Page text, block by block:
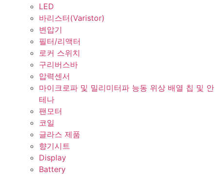
LED
바리스터(Varistor)
변압기
필터/리액터
로커 스위치
구리버스바
압력센서
마이크로파 및 밀리미터파 능동 위상 배열 칩 및 안
테나
팬모터
코일
글라스 제품
향기시트
Display
Battery